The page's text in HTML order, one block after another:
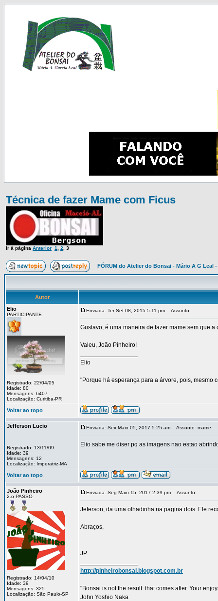
Técnica de fazer Mame com Ficus
Ir à página Anterior 1 2 3
FÓRUM do Atelier do Bonsai - Mário A G Leal
Autor
Elio
PARTICIPANTE
Registrado: 22/04/05
Idade: 80
Mensagens: 6407
Localização: Curitiba-PR
Enviada: Ter Set 08, 2015 5:11 pm Assunto:
Gustavo, é uma maneira de fazer mame sem que
Valeu, João Pinheiro!
Elio
"Porque há esperança para a árvore, pois, mesmo
Voltar ao topo
Jefferson Lucio
Registrado: 13/11/09
Idade: 39
Mensagens: 12
Localização: Imperatriz-MA
Enviada: Sex Maio 05, 2017 5:25 am Assunto: mame
Elio sabe me diser pq as imagens nao estao
Voltar ao topo
João Pinheiro
2.o PASSO
Registrado: 14/04/10
Idade: 39
Mensagens: 325
Localização: São Paulo-SP
Enviada: Seg Maio 15, 2017 2:39 pm Assunto:
Jeferson, da uma olhadinha na pagina dois. Ele
Abraços,
JP.
http://pinheirobonsai.blogspot.com.br
"Bonsai is not the result: that comes after. Your
John Yoshio Naka